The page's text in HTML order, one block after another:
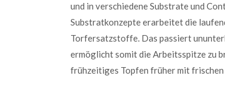
und in verschiedene Substrate und
Substratkonzepte erarbeitet die
Torfersatzstoffe. Das passiert
ermöglicht somit die Arbeitsspitze zu
frühzeitiges Topfen früher mit